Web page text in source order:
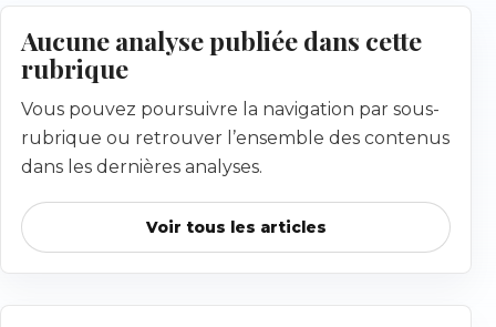
Aucune analyse publiée dans cette
rubrique
Vous pouvez poursuivre la navigation par sous-
rubrique ou retrouver l’ensemble des contenus
dans les dernières analyses.
Voir tous les articles